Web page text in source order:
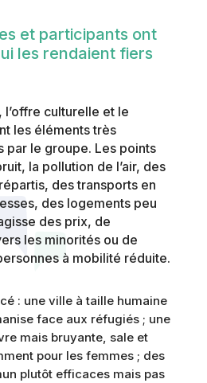
et participants ont
les rendaient fiers
l’offre culturelle et le
les éléments très
par le groupe. Les points
la pollution de l’air, des
des transports en
des logements peu
des prix, de
les minorités ou de
à mobilité réduite.
: une ville à taille humaine
face aux réfugiés ; une
mais bruyante, sale et
pour les femmes ; des
plutôt efficaces mais pas